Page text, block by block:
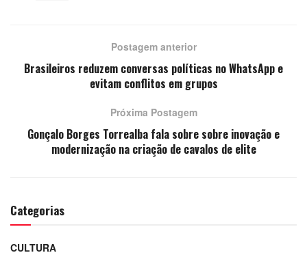
Postagem anterior
Brasileiros reduzem conversas políticas no WhatsApp e
evitam conflitos em grupos
Próxima Postagem
Gonçalo Borges Torrealba fala sobre sobre inovação e
modernização na criação de cavalos de elite
Categorias
CULTURA